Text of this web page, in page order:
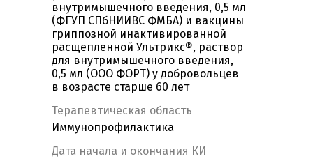
внутримышечного введения, 0,5 мл
(ФГУП СПбНИИВС ФМБА) и вакцины
гриппозной инактивированной
расщепленной Ультрикс®, раствор
для внутримышечного введения,
0,5 мл (ООО ФОРТ) у добровольцев
в возрасте старше 60 лет
Терапевтическая область
Иммунопрофилактика
Дата начала и окончания КИ